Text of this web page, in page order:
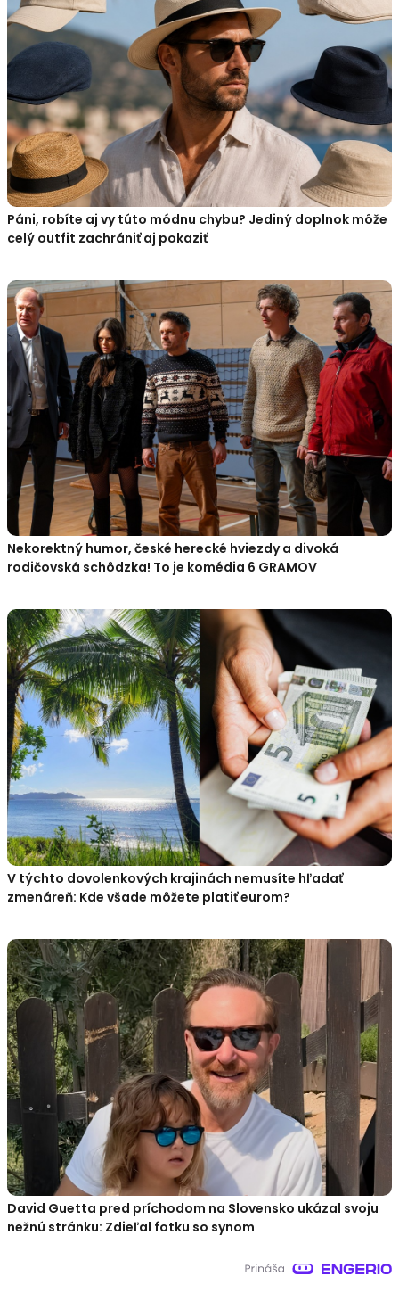
Páni, robíte aj vy túto módnu chybu? Jediný doplnok môže
celý outfit zachrániť aj pokaziť
Nekorektný humor, české herecké hviezdy a divoká
rodičovská schôdzka! To je komédia 6 GRAMOV
V týchto dovolenkových krajinách nemusíte hľadať
zmenáreň: Kde všade môžete platiť eurom?
David Guetta pred príchodom na Slovensko ukázal svoju
nežnú stránku: Zdieľal fotku so synom